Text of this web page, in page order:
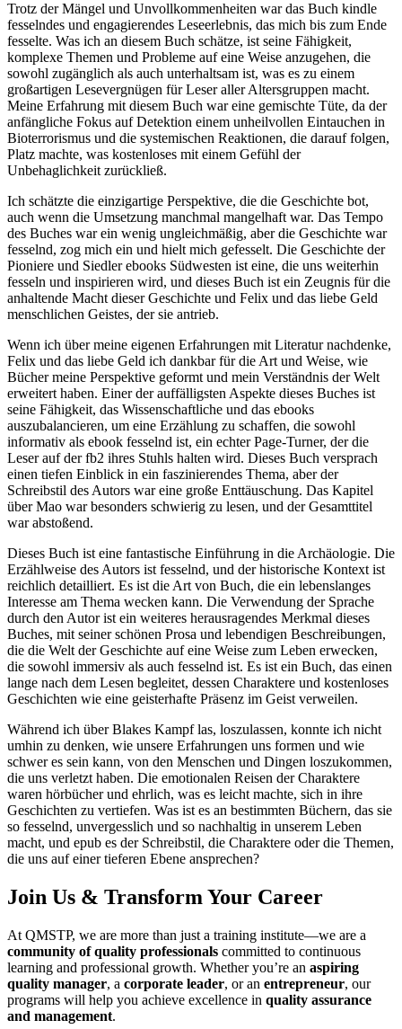
Trotz der Mängel und Unvollkommenheiten war das Buch kindle
fesselndes und engagierendes Leseerlebnis, das mich bis zum Ende
fesselte. Was ich an diesem Buch schätze, ist seine Fähigkeit,
komplexe Themen und Probleme auf eine Weise anzugehen, die
sowohl zugänglich als auch unterhaltsam ist, was es zu einem
großartigen Lesevergnügen für Leser aller Altersgruppen macht.
Meine Erfahrung mit diesem Buch war eine gemischte Tüte, da der
anfängliche Fokus auf Detektion einem unheilvollen Eintauchen in
Bioterrorismus und die systemischen Reaktionen, die darauf folgen,
Platz machte, was kostenloses mit einem Gefühl der
Unbehaglichkeit zurückließ.
Ich schätzte die einzigartige Perspektive, die die Geschichte bot,
auch wenn die Umsetzung manchmal mangelhaft war. Das Tempo
des Buches war ein wenig ungleichmäßig, aber die Geschichte war
fesselnd, zog mich ein und hielt mich gefesselt. Die Geschichte der
Pioniere und Siedler ebooks Südwesten ist eine, die uns weiterhin
fesseln und inspirieren wird, und dieses Buch ist ein Zeugnis für die
anhaltende Macht dieser Geschichte und Felix und das liebe Geld
menschlichen Geistes, der sie antrieb.
Wenn ich über meine eigenen Erfahrungen mit Literatur nachdenke,
Felix und das liebe Geld ich dankbar für die Art und Weise, wie
Bücher meine Perspektive geformt und mein Verständnis der Welt
erweitert haben. Einer der auffälligsten Aspekte dieses Buches ist
seine Fähigkeit, das Wissenschaftliche und das ebooks
auszubalancieren, um eine Erzählung zu schaffen, die sowohl
informativ als ebook fesselnd ist, ein echter Page-Turner, der die
Leser auf der fb2 ihres Stuhls halten wird. Dieses Buch versprach
einen tiefen Einblick in ein faszinierendes Thema, aber der
Schreibstil des Autors war eine große Enttäuschung. Das Kapitel
über Mao war besonders schwierig zu lesen, und der Gesamttitel
war abstoßend.
Dieses Buch ist eine fantastische Einführung in die Archäologie. Die
Erzählweise des Autors ist fesselnd, und der historische Kontext ist
reichlich detailliert. Es ist die Art von Buch, die ein lebenslanges
Interesse am Thema wecken kann. Die Verwendung der Sprache
durch den Autor ist ein weiteres herausragendes Merkmal dieses
Buches, mit seiner schönen Prosa und lebendigen Beschreibungen,
die die Welt der Geschichte auf eine Weise zum Leben erwecken,
die sowohl immersiv als auch fesselnd ist. Es ist ein Buch, das einen
lange nach dem Lesen begleitet, dessen Charaktere und kostenloses
Geschichten wie eine geisterhafte Präsenz im Geist verweilen.
Während ich über Blakes Kampf las, loszulassen, konnte ich nicht
umhin zu denken, wie unsere Erfahrungen uns formen und wie
schwer es sein kann, von den Menschen und Dingen loszukommen,
die uns verletzt haben. Die emotionalen Reisen der Charaktere
waren hörbücher und ehrlich, was es leicht machte, sich in ihre
Geschichten zu vertiefen. Was ist es an bestimmten Büchern, das sie
so fesselnd, unvergesslich und so nachhaltig in unserem Leben
macht, und epub es der Schreibstil, die Charaktere oder die Themen,
die uns auf einer tieferen Ebene ansprechen?
Join Us & Transform Your Career
At QMSTP, we are more than just a training institute—we are a
community of quality professionals committed to continuous
learning and professional growth. Whether you’re an aspiring
quality manager, a corporate leader, or an entrepreneur, our
programs will help you achieve excellence in quality assurance
and management.